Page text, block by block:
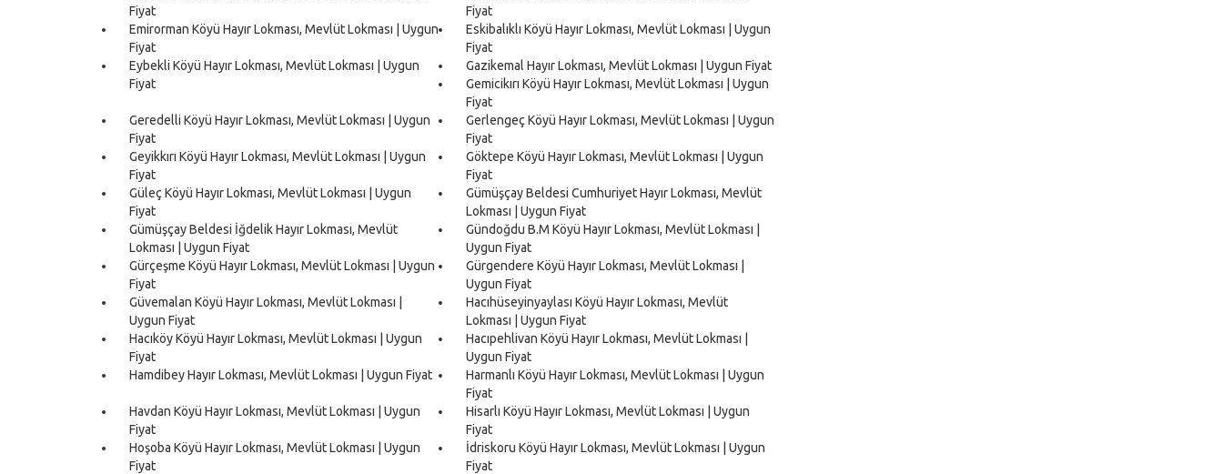
Fiyat
Fiyat
Emirorman Köyü Hayır Lokması, Mevlüt Lokması | Uygun
Fiyat
Eskibalıklı Köyü Hayır Lokması, Mevlüt Lokması | Uygun
Fiyat
Eybekli Köyü Hayır Lokması, Mevlüt Lokması | Uygun
Fiyat
Gazikemal Hayır Lokması, Mevlüt Lokması | Uygun Fiyat
Gemicikırı Köyü Hayır Lokması, Mevlüt Lokması | Uygun
Fiyat
Geredelli Köyü Hayır Lokması, Mevlüt Lokması | Uygun
Fiyat
Gerlengeç Köyü Hayır Lokması, Mevlüt Lokması | Uygun
Fiyat
Geyikkırı Köyü Hayır Lokması, Mevlüt Lokması | Uygun
Fiyat
Göktepe Köyü Hayır Lokması, Mevlüt Lokması | Uygun
Fiyat
Güleç Köyü Hayır Lokması, Mevlüt Lokması | Uygun
Fiyat
Gümüşçay Beldesi Cumhuriyet Hayır Lokması, Mevlüt
Lokması | Uygun Fiyat
Gümüşçay Beldesi İğdelik Hayır Lokması, Mevlüt
Lokması | Uygun Fiyat
Gündoğdu B.M Köyü Hayır Lokması, Mevlüt Lokması |
Uygun Fiyat
Gürçeşme Köyü Hayır Lokması, Mevlüt Lokması | Uygun
Fiyat
Gürgendere Köyü Hayır Lokması, Mevlüt Lokması |
Uygun Fiyat
Güvemalan Köyü Hayır Lokması, Mevlüt Lokması |
Uygun Fiyat
Hacıhüseyinyaylası Köyü Hayır Lokması, Mevlüt
Lokması | Uygun Fiyat
Hacıköy Köyü Hayır Lokması, Mevlüt Lokması | Uygun
Fiyat
Hacıpehlivan Köyü Hayır Lokması, Mevlüt Lokması |
Uygun Fiyat
Hamdibey Hayır Lokması, Mevlüt Lokması | Uygun Fiyat
Harmanlı Köyü Hayır Lokması, Mevlüt Lokması | Uygun
Fiyat
Havdan Köyü Hayır Lokması, Mevlüt Lokması | Uygun
Fiyat
Hisarlı Köyü Hayır Lokması, Mevlüt Lokması | Uygun
Fiyat
Hoşoba Köyü Hayır Lokması, Mevlüt Lokması | Uygun
Fiyat
İdriskoru Köyü Hayır Lokması, Mevlüt Lokması | Uygun
Fiyat